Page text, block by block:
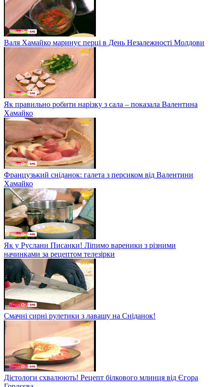
Валя Хамайко маринує перці в День Незалежності Молдови
Як правильно робити нарізку з сала – показала Валентина
Хамайко
Французький сніданок: галета з персиком від Валентини
Хамайко
Як у Руслани Писанки! Ліпимо вареники з різними
начинками за рецептом телезірки
Смачні сирні рулетики з лавашу на Сніданок!
Дієтологи схвалюють! Рецепт білкового млинця від Єгора